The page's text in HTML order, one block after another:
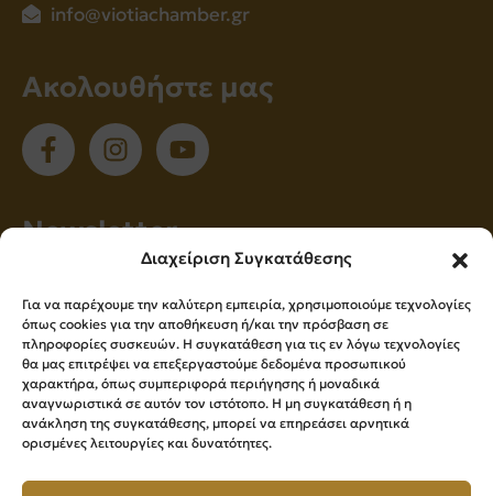
Διαχείριση Συγκατάθεσης
Για να παρέχουμε την καλύτερη εμπειρία, χρησιμοποιούμε τεχνολογίες
όπως cookies για την αποθήκευση ή/και την πρόσβαση σε
πληροφορίες συσκευών. Η συγκατάθεση για τις εν λόγω τεχνολογίες
θα μας επιτρέψει να επεξεργαστούμε δεδομένα προσωπικού
χαρακτήρα, όπως συμπεριφορά περιήγησης ή μοναδικά
αναγνωριστικά σε αυτόν τον ιστότοπο. Η μη συγκατάθεση ή η
ανάκληση της συγκατάθεσης, μπορεί να επηρεάσει αρνητικά
ορισμένες λειτουργίες και δυνατότητες.
info@viotiachamber.gr
Ακολουθήστε μας
Νewsletter
ενημερώνεστε πρώτοι για όλα τα νέα μας!
Εγγραφή